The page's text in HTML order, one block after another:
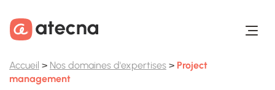
Accueil > Nos domaines d'expertises > Project
management